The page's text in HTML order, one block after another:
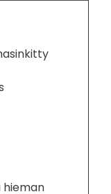
hieman